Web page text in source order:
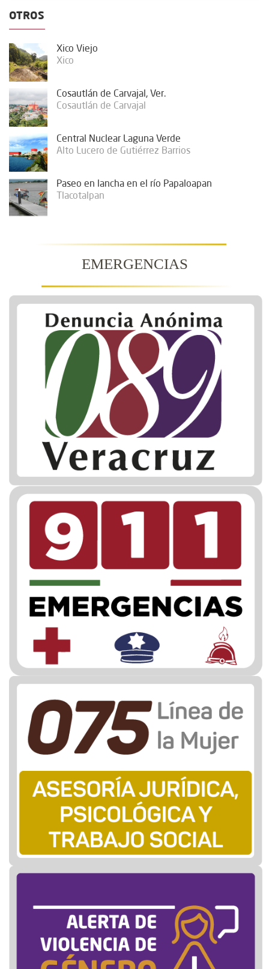
OTROS
Xico Viejo
Xico
Cosautlán de Carvajal, Ver.
Cosautlán de Carvajal
Central Nuclear Laguna Verde
Alto Lucero de Gutiérrez Barrios
Paseo en lancha en el río Papaloapan
Tlacotalpan
EMERGENCIAS